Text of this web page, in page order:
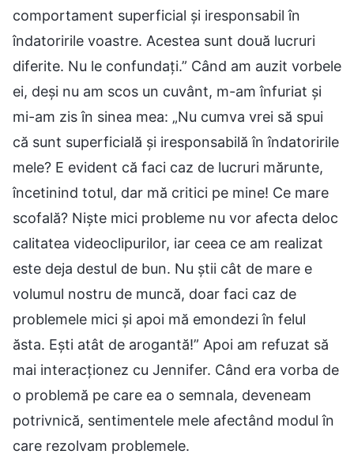
comportament superficial și iresponsabil în
îndatoririle voastre. Acestea sunt două lucruri
diferite. Nu le confundați.” Când am auzit vorbele
ei, deși nu am scos un cuvânt, m-am înfuriat și
mi-am zis în sinea mea: „Nu cumva vrei să spui
că sunt superficială și iresponsabilă în îndatoririle
mele? E evident că faci caz de lucruri mărunte,
încetinind totul, dar mă critici pe mine! Ce mare
scofală? Niște mici probleme nu vor afecta deloc
calitatea videoclipurilor, iar ceea ce am realizat
este deja destul de bun. Nu știi cât de mare e
volumul nostru de muncă, doar faci caz de
problemele mici și apoi mă emondezi în felul
ăsta. Ești atât de arogantă!” Apoi am refuzat să
mai interacționez cu Jennifer. Când era vorba de
o problemă pe care ea o semnala, deveneam
potrivnică, sentimentele mele afectând modul în
care rezolvam problemele.